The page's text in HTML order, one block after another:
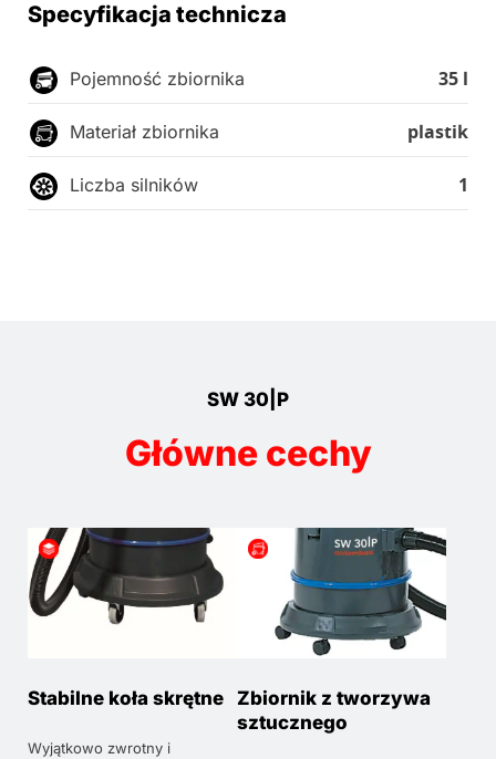
Specyfikacja technicza
Pojemność zbiornika 35 l
Materiał zbiornika plastik
Liczba silników 1
SW 30|P
Główne cechy
Stabilne koła skrętne
Wyjątkowo zwrotny i
Zbiornik z tworzywa
sztucznego